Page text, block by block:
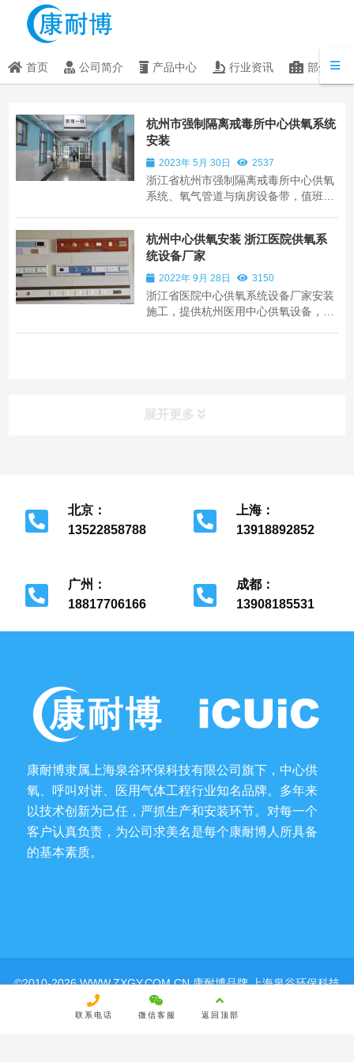
首页 公司简介 产品中心 行业资讯 部分客户
杭州市强制隔离戒毒所中心供氧系统
安装
2023年 5月 30日 2537
浙江省杭州市强制隔离戒毒所中心供氧
系统、氧气管道与病房设备带，值班室
杭州中心供氧安装 浙江医院供氧系
统设备厂家
2022年 9月 28日 3150
浙江省医院中心供氧系统设备厂家安装
施工，提供杭州医用中心供氧设备，宁
用气体设备...
展开更多
北京：
13522858788
上海：
13918892852
广州：
18817706166
成都：
13908185531
康耐博隶属上海泉谷环保科技有限公司旗下，中心供
氧、呼叫对讲、医用气体工程行业知名品牌。多年来
以技术创新为己任，严抓生产和安装环节。对每一个
客户认真负责，为公司求美名是每个康耐博人所具备
的基本素质。
©2010-2026 WWW.ZXGY.COM.CN 康耐博品牌 上海泉谷环保科技
有限公司 |
沪ICP备14033097号-4|
31011402001737号
联系电话 微信客服 返回顶部